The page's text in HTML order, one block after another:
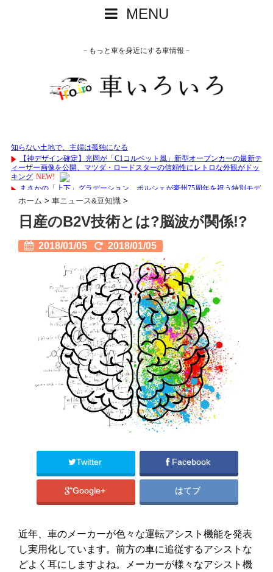
MENU
－もっと車を身近にする車情報－
ホーム > 車ニュース&豆知識 >
日産のB2V技術とは?脳波が関係!?
2018/01/05 2018/01/05
Twitter Facebook
Google+ はてブ
近年、車のメーカーが色々な運転アシスト機能を発表
し実用化しています。前方の車に追従するアシストな
どよく耳にしますよね。メーカーが様々なアシスト機